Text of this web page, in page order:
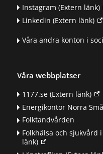
Instagram (Extern länk)
Linkedin (Extern länk)
Våra andra konton i
Våra webbplatser
1177.se(Extern länk)
Energikontor Norra
Folktandvården
Folkhälsa och sjukvård
länk)